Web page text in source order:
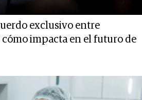
exclusivo entre
impacta en el futuro de